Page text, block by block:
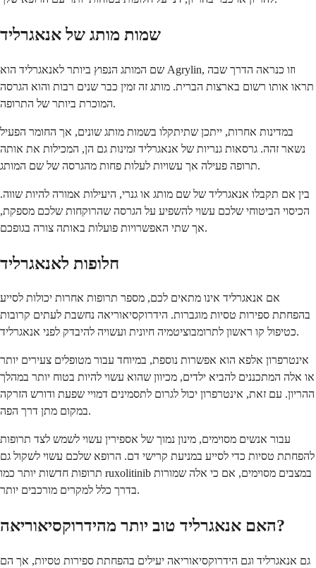
שמות מותג של אנאגרליד
שם המותג הנפוץ ביותר לאנאגרליד הוא Agrylin, וזו כנראה הדרך שבה
תראו אותו רשום בארצות הברית. מותג זה זמין כבר שנים רבות והוא הגרסה
המוכרת ביותר של התרופה.
במדינות אחרות, ייתכן שתיתקלו בשמות מותג שונים, אך החומר הפעיל
נשאר זהה. גרסאות גנריות של אנאגרליד זמינות גם הן, המכילות את אותה
תרופה פעילה אך עשויות לעלות פחות מהגרסה של שם המותג.
בין אם תקבלו אנאגרליד של שם מותג או גנרי, היעילות אמורה להיות שווה.
הכיסוי הביטוחי שלכם עשוי להשפיע על הגרסה שהרוקחות שלכם מספקת,
אך שתי האפשרויות פועלות באותה צורה בגופכם.
חלופות לאנאגרליד
אם אנאגרליד אינו מתאים לכם, מספר תרופות אחרות יכולות לסייע
בהפחתת ספירות טסיות מוגברות. הידרוקסיאוריאה נחשבת לעתים קרובות
כטיפול קו ראשון לתרומבוציטמיה חיונית ועשויה להיבדק לפני אנאגרליד.
אינטרפרון אלפא הוא אפשרות נוספת, במיוחד עבור מטופלים צעירים יותר
או אלה המתכננים להביא ילדים, מכיוון שהוא עשוי להיות בטוח יותר במהלך
ההריון. עם זאת, אינטרפרון יכול לגרום לתסמינים דמויי שפעת ודורש הזרקה
במקום מתן דרך הפה.
עבור אנשים מסוימים, מינון נמוך של אספירין עשוי לשמש לצד תרופות
להפחתת טסיות כדי לסייע במניעת קרישי דם. הרופא שלכם עשוי לשקול גם
תרופות חדשות יותר כמו ruxolitinib במצבים מסוימים, אם כי אלה שמורות
בדרך כלל למקרים מורכבים יותר.
האם אנאגרליד טוב יותר מהידרוקסיאוריאה?
גם אנאגרליד וגם הידרוקסיאוריאה יעילים בהפחתת ספירות טסיות, אך הם